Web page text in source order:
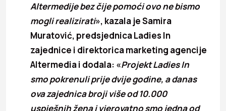
Altermedije bez čije pomoći ovo ne bismo
mogli realizirati», kazala je Samira
Muratović, predsjednica Ladies In
zajednice i direktorica marketing agencije
Altermedia i dodala: «Projekt Ladies In
smo pokrenuli prije dvije godine, a danas
ova zajednica broji više od 10.000
uspješnih žena i vjerovatno smo jedna od